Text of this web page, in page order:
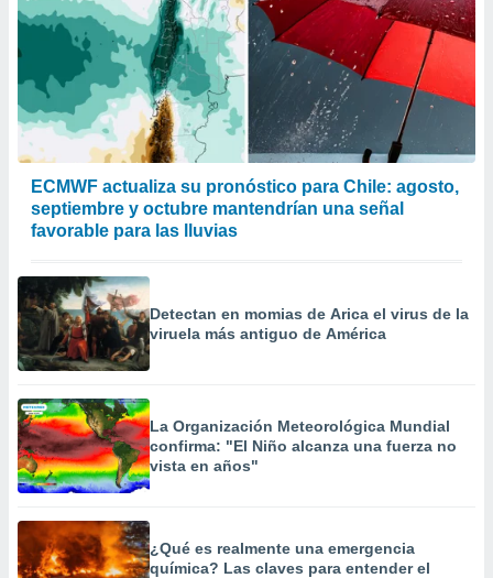
ECMWF actualiza su pronóstico para Chile: agosto,
septiembre y octubre mantendrían una señal
favorable para las lluvias
Detectan en momias de Arica el virus de la
viruela más antiguo de América
La Organización Meteorológica Mundial
confirma: "El Niño alcanza una fuerza no
vista en años"
¿Qué es realmente una emergencia
química? Las claves para entender el